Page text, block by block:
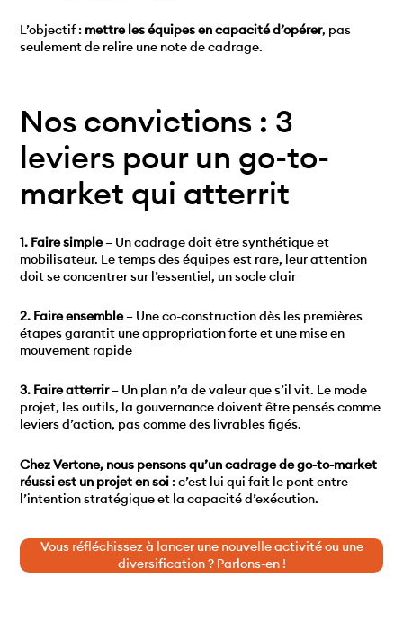
L’objectif : mettre les équipes en capacité d’opérer, pas
seulement de relire une note de cadrage.
Nos convictions : 3
leviers pour un go-to-
market qui atterrit
1. Faire simple– Un cadrage doit être synthétique et
mobilisateur. Le temps des équipes est rare, leur attention
doit se concentrer sur l’essentiel, un socle clair
2. Faire ensemble– Une co-construction dès les premières
étapes garantit une appropriation forte et une mise en
mouvement rapide
3. Faire atterrir– Un plan n’a de valeur que s’il vit. Le mode
projet, les outils, la gouvernance doivent être pensés comme
leviers d’action, pas comme des livrables figés.
Chez Vertone, nous pensons qu’un cadrage de go-to-market
réussi est un projet en soi : c’est lui qui fait le pont entre
l’intention stratégique et la capacité d’exécution.
Vous réfléchissez à lancer une nouvelle activité ou une
diversification ? Parlons-en !